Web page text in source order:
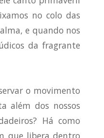
no colo das
e quando nos
da fragrante
o movimento
além dos nossos
Há como